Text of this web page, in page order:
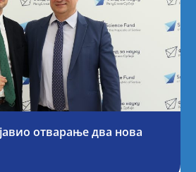
отварање два нова